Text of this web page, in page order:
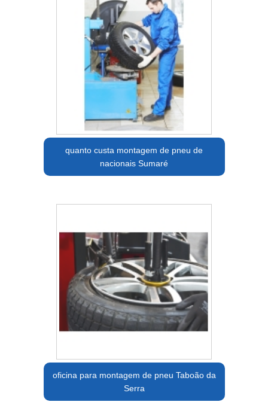
quanto custa montagem de pneu de
nacionais Sumaré
oficina para montagem de pneu Taboão da
Serra